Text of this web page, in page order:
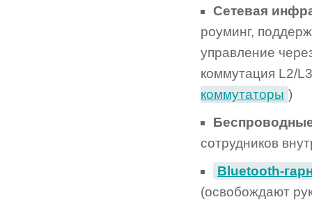
Сетевая
роуминг,
управление
коммутация L2/
коммутаторы )
сотрудников
Bluetooth-
(освобождают